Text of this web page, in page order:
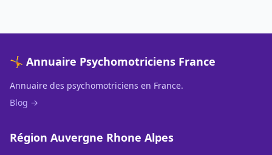
🤸 Annuaire Psychomotriciens France
Annuaire des psychomotriciens en France.
Blog →
Région Auvergne Rhone Alpes